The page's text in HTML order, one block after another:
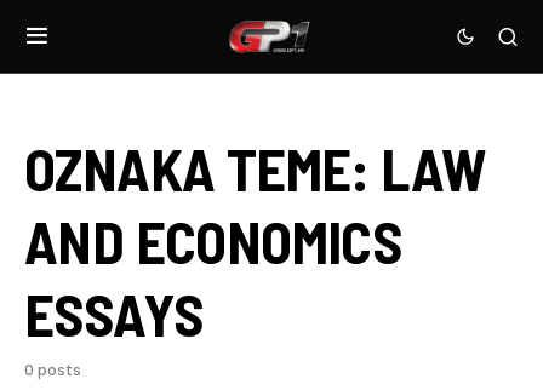
OZNAKA TEME: LAW
AND ECONOMICS
ESSAYS
0 posts